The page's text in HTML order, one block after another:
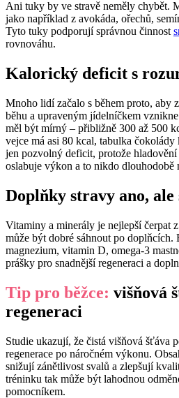
Ani tuky by ve stravě neměly chybět.
jako například z avokáda, ořechů,
Tyto tuky podporují správnou činnost
rovnováhu.
Kalorický deficit s
Mnoho lidí začalo s během proto, aby
běhu a upraveným jídelníčkem
měl být mírný – přibližně 300 až 500
vejce má asi 80 kcal, tabulka
jen pozvolný deficit, protože hladovění
oslabuje výkon a to nikdo dlouhodobě
Doplňky stravy ano, ale
Vitaminy a minerály je nejlepší čerpat
může být dobré sáhnout po doplňcích.
magnezium, vitamin D, omega-3
prášky pro snadnější regeneraci a
Tip pro běžce: višňová
regeneraci
Studie ukazují, že čistá višňová šťáva
regenerace po náročném výkonu.
snižují zánětlivost svalů a zlepšují
tréninku tak může být lahodnou
pomocníkem.